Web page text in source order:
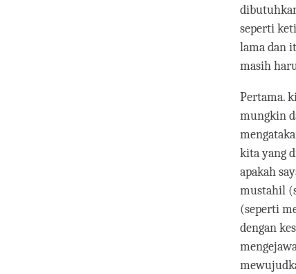
seperti
lama dan
masih
Pertama.
mungkin
kita yang
apakah
mustahil
(seperti
dengan